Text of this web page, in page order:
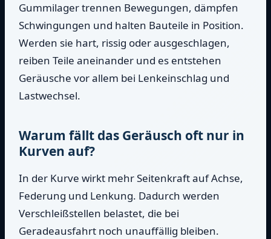
Gummilager trennen Bewegungen, dämpfen
Schwingungen und halten Bauteile in Position.
Werden sie hart, rissig oder ausgeschlagen,
reiben Teile aneinander und es entstehen
Geräusche vor allem bei Lenkeinschlag und
Lastwechsel.
Warum fällt das Geräusch oft nur in
Kurven auf?
In der Kurve wirkt mehr Seitenkraft auf Achse,
Federung und Lenkung. Dadurch werden
Verschleißstellen belastet, die bei
Geradeausfahrt noch unauffällig bleiben.